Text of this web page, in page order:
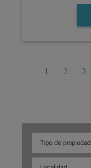
1 2 3
Tipo de propiedad